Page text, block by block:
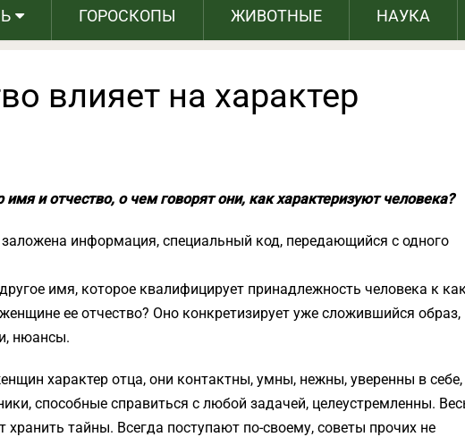
ГОРОСКОПЫ ЖИВОТНЫЕ НАУКА
влияет на характер
имя и отчество, о чем говорят они, как характеризуют человека?
заложена информация, специальный код, передающийся с одного
имя, которое квалифицирует принадлежность человека к
ее отчество? Оно конкретизирует уже сложившийся образ,
нюансы.
характер отца, они контакт­ны, умны, нежны, уверенны в
способные справиться с любой задачей, целеустремленны.
тайны. Всегда поступают по-своему, советы прочих не